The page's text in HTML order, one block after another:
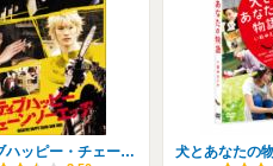
ネガティブハッピー・チェーンソーエッヂ